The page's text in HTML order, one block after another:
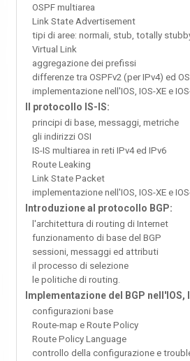
OSPF multiarea
Link State Advertisement
tipi di aree: normali, stub, totally
Virtual Link
aggregazione dei prefissi
differenze tra OSPFv2 (per IPv4) ed
implementazione nell'IOS, IOS-XE e
Il protocollo IS-IS:
principi di base, messaggi, metriche
gli indirizzi OSI
IS-IS multiarea in reti IPv4 ed IPv6
Route Leaking
Link State Packet
implementazione nell'IOS, IOS-XE e
Introduzione al protocollo BGP:
l'architettura di routing di Internet
funzionamento di base del BGP
sessioni, messaggi ed attributi
il processo di selezione
le politiche di routing.
Implementazione del BGP nell'IOS,
configurazioni base
Route-map e Route Policy
Route Policy Language
controllo della configurazione e